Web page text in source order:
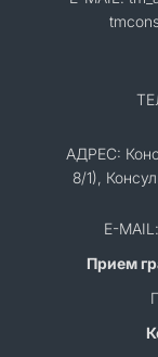
АДРЕС:
8/1),
E-
Прием